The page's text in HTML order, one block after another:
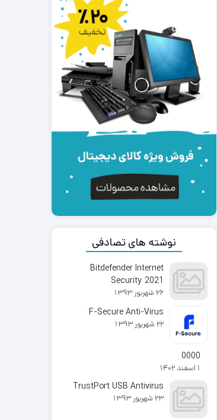
نوشته های تصادفی
Bitdefender Internet
Security 2021
26 شهریور 1393
F-Secure Anti-Virus
22 شهریور 1393
0000
1 اسفند 1402
TrustPort USB Antivirus
23 شهریور 1393